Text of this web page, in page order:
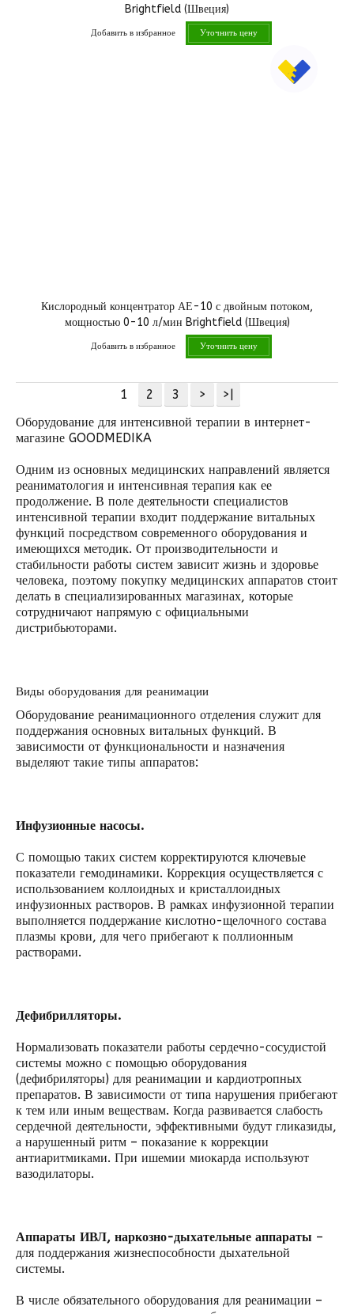
Brightfield (Швеция)
Добавить в избранное Уточнить цену
Кислородный концентратор АЕ-10 с двойным потоком,
мощностью 0-10 л/мин Brightfield (Швеция)
Добавить в избранное Уточнить цену
1 2 3 >
>|
Оборудование для интенсивной терапии в интернет-
магазине GOODMEDIKA
Одним из основных медицинских направлений является
реаниматология и интенсивная терапия как ее
продолжение. В поле деятельности специалистов
интенсивной терапии входит поддержание витальных
функций посредством современного оборудования и
имеющихся методик. От производительности и
стабильности работы систем зависит жизнь и здоровье
человека, поэтому покупку медицинских аппаратов стоит
делать в специализированных магазинах, которые
сотрудничают напрямую с официальными
дистрибьюторами.
Виды оборудования для реанимации
Оборудование реанимационного отделения служит для
поддержания основных витальных функций. В
зависимости от функциональности и назначения
выделяют такие типы аппаратов:
Инфузионные насосы.
С помощью таких систем корректируются ключевые
показатели гемодинамики. Коррекция осуществляется с
использованием коллоидных и кристаллоидных
инфузионных растворов. В рамках инфузионной терапии
выполняется поддержание кислотно-щелочного состава
плазмы крови, для чего прибегают к поллионным
растворами.
Дефибрилляторы.
Нормализовать показатели работы сердечно-сосудистой
системы можно с помощью оборудования
(дефибриляторы) для реанимации и кардиотропных
препаратов. В зависимости от типа нарушения прибегают
к тем или иным веществам. Когда развивается слабость
сердечной деятельности, эффективными будут гликазиды,
а нарушенный ритм – показание к коррекции
антиаритмиками. При ишемии миокарда используют
вазодилаторы.
Аппараты ИВЛ, наркозно-дыхательные аппараты –
для поддержания жизнеспособности дыхательной
системы.
В числе обязательного оборудования для реанимации –